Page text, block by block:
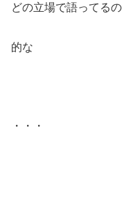
どの立場で語ってるの
的な
・・・